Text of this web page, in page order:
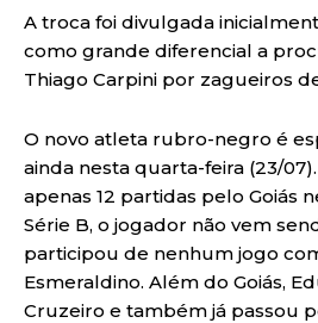
A troca foi divulgada
como grande diferencial a
Thiago Carpini por zagueiros
O novo atleta rubro-negro é
ainda nesta quarta-feira (23/
apenas 12 partidas pelo Goiás
Série B, o jogador não vem
participou de nenhum jogo
Esmeraldino. Além do Goiás,
Cruzeiro e também já passou